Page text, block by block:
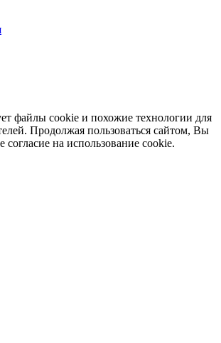
файлы cookie и похожие технологии для
Продолжая пользоваться сайтом, Вы
согласие на использование cookie.